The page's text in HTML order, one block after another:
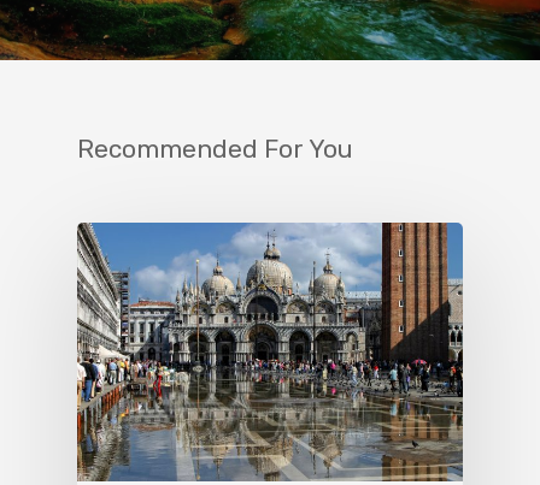
Recommended For You